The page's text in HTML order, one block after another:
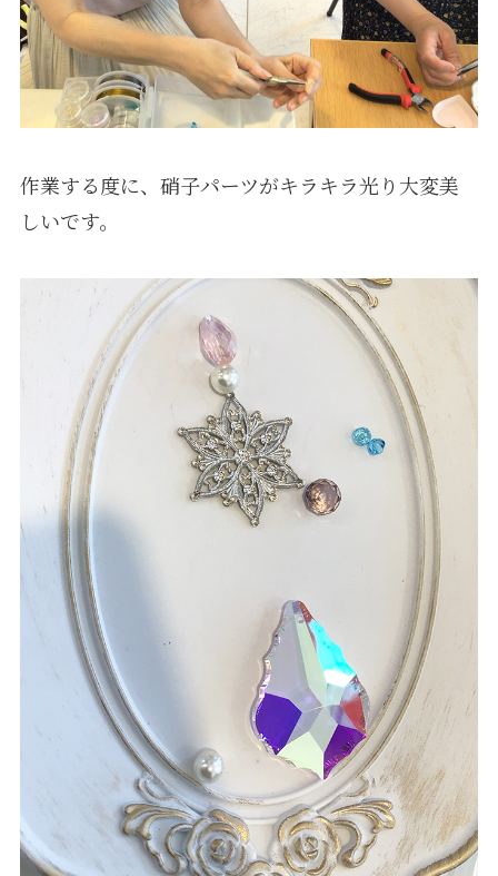
作業する度に、硝子パーツがキラキラ光り大変美
しいです。